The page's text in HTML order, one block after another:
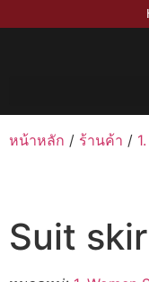
หน้าหลัก / ร้านค้า /
Suit